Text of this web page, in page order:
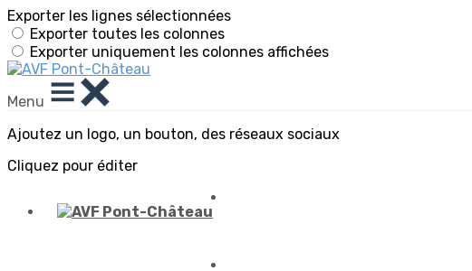
Exporter les lignes sélectionnées
Exporter toutes les colonnes
Exporter uniquement les colonnes affichées
Menu
Ajoutez un logo, un bouton, des réseaux sociaux
Cliquez pour éditer